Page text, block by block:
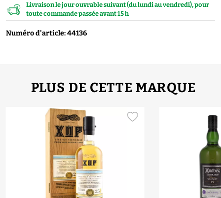
Livraison le jour ouvrable suivant (du lundi au vendredi), pour
toute commande passée avant 15 h
Numéro d'article: 44136
PLUS DE CETTE MARQUE